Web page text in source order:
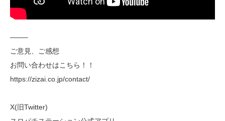
——–
ご意見、ご感想
お問い合わせはこちら！！
https://zizai.co.jp/contact/
X(旧Twitter)